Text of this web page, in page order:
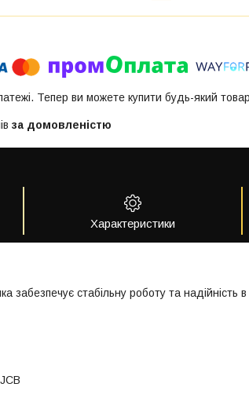
Тепер ви можете купити будь-який
за домовленістю
Характеристики
забезпечує стабільну роботу та надійність в